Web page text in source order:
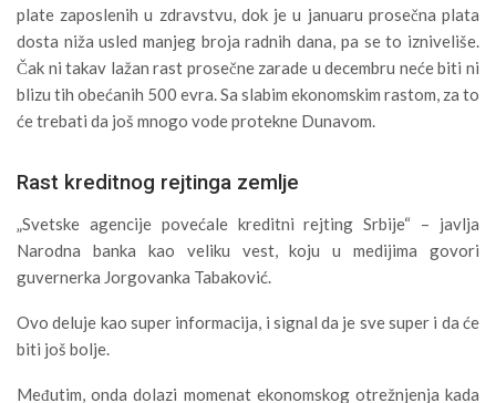
plate zaposlenih u zdravstvu, dok je u januaru prosečna plata
dosta niža usled manjeg broja radnih dana, pa se to izniveliše.
Čak ni takav lažan rast prosečne zarade u decembru neće biti ni
blizu tih obećanih 500 evra. Sa slabim ekonomskim rastom, za to
će trebati da još mnogo vode protekne Dunavom.
Rast kreditnog rejtinga zemlje
„Svetske agencije povećale kreditni rejting Srbije“ – javlja
Narodna banka kao veliku vest, koju u medijima govori
guvernerka Jorgovanka Tabaković.
Ovo deluje kao super informacija, i signal da je sve super i da će
biti još bolje.
Međutim, onda dolazi momenat ekonomskog otrežnjenja kada